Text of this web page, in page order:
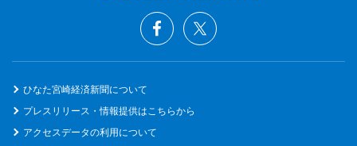
ひなた宮崎経済新聞について
プレスリリース・情報提供はこちらから
アクセスデータの利用について